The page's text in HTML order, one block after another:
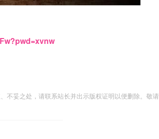
不妥之处，请联系站长并出示版权证明以便删除。敬请